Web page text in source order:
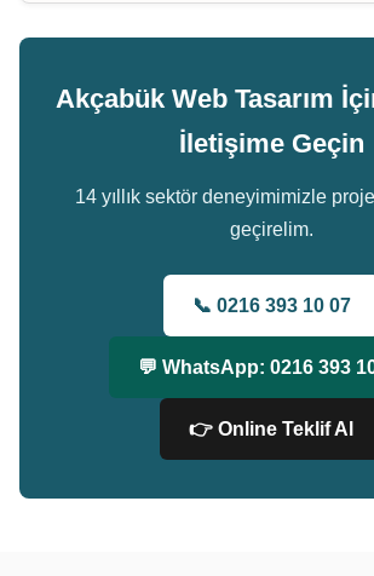
Akçabük Web Tasarım
İletişime Geçin
14 yıllık sektör deneyimimizle
geçirelim.
📞 0216 393 10 07
💬 WhatsApp: 0216 393
👉 Online Teklif Al